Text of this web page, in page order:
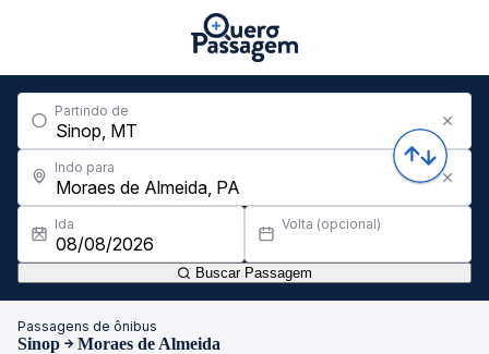
Partindo de
Indo para
Ida Volta (opcional)
Buscar Passagem
Passagens de ônibus
Sinop Moraes de Almeida